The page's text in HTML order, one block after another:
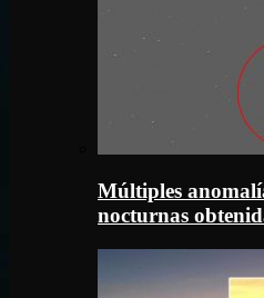
Múltiples
nocturnas